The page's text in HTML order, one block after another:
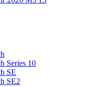
Series 10
SE
SE2